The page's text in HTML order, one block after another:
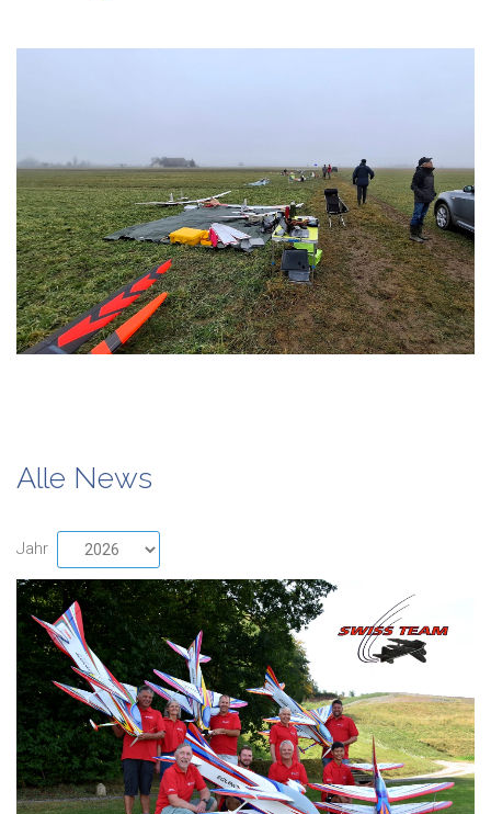
Alle News
Jahr